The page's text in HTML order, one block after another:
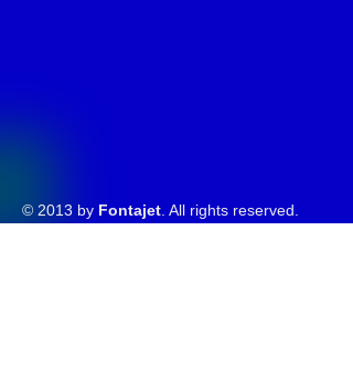
© 2013 by Fontajet . All rights reserved.